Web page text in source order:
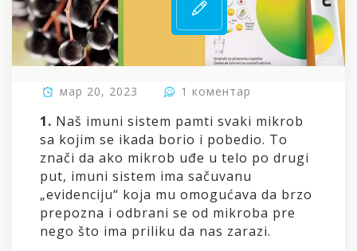
мар 20, 2023 1 коментар
ZANIMLJIVOSTI
O
IMUNITETU
zbog
čega
je
1. Naš imuni sistem pamti svaki mikrob
sa kojim se ikada borio i pobedio. To
znači da ako mikrob uđe u telo po drugi
put, imuni sistem ima sačuvanu
„evidenciju“ koja mu omogućava da brzo
prepozna i odbrani se od mikroba pre
nego što ima priliku da nas zarazi.